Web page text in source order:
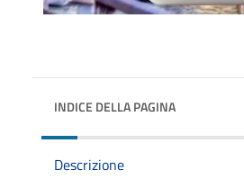
INDICE DELLA PAGINA
Descrizione